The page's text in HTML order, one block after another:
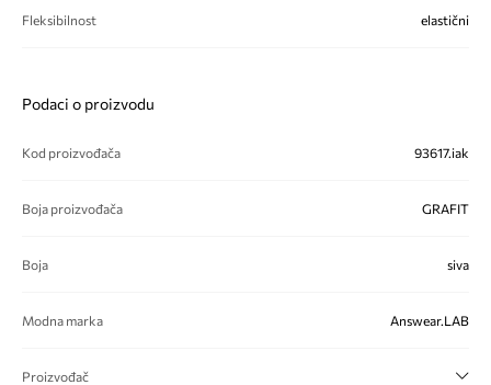
Fleksibilnost elastični
Podaci o proizvodu
Kod proizvođača 93617.iak
Boja proizvođača GRAFIT
Boja siva
Modna marka Answear.LAB
Proizvođač